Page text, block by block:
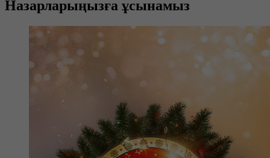
Назарларыңызға ұсынамыз